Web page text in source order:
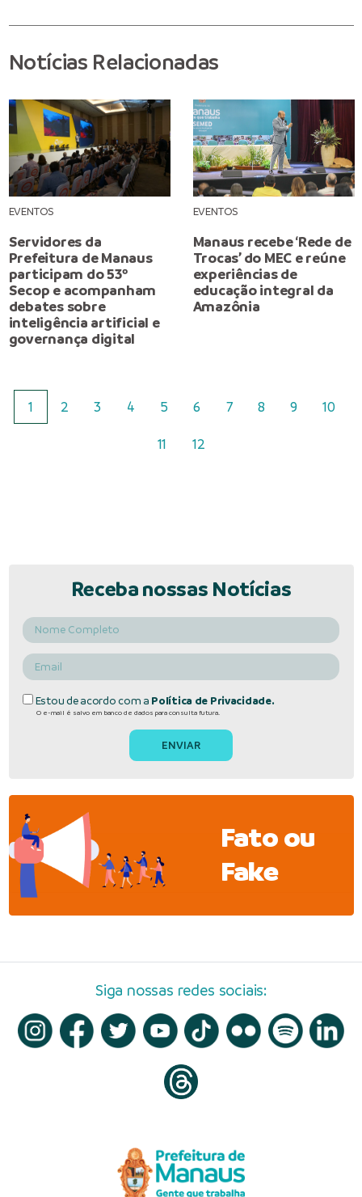
Notícias Relacionadas
EVENTOS
Servidores da
Prefeitura de Manaus
participam do 53º
Secop e acompanham
debates sobre
inteligência artificial e
governança digital
EVENTOS
Manaus recebe ‘Rede de
Trocas’ do MEC e reúne
experiências de
educação integral da
Amazônia
1 2 3 4 5 6 7 8 9 10
11 12
Receba nossas Notícias
Estou de acordo com a Política de Privacidade.
O e-mail é salvo em banco de dados para consulta futura.
Fato ou
Fake
Siga nossas redes sociais: